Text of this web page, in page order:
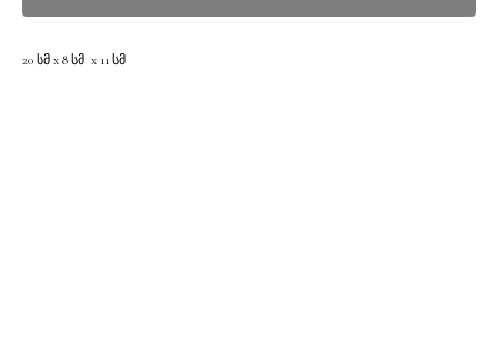
20 სმ х 8 სმ х 11 სმ